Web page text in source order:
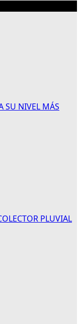
SU NIVEL MÁS
PLUVIAL